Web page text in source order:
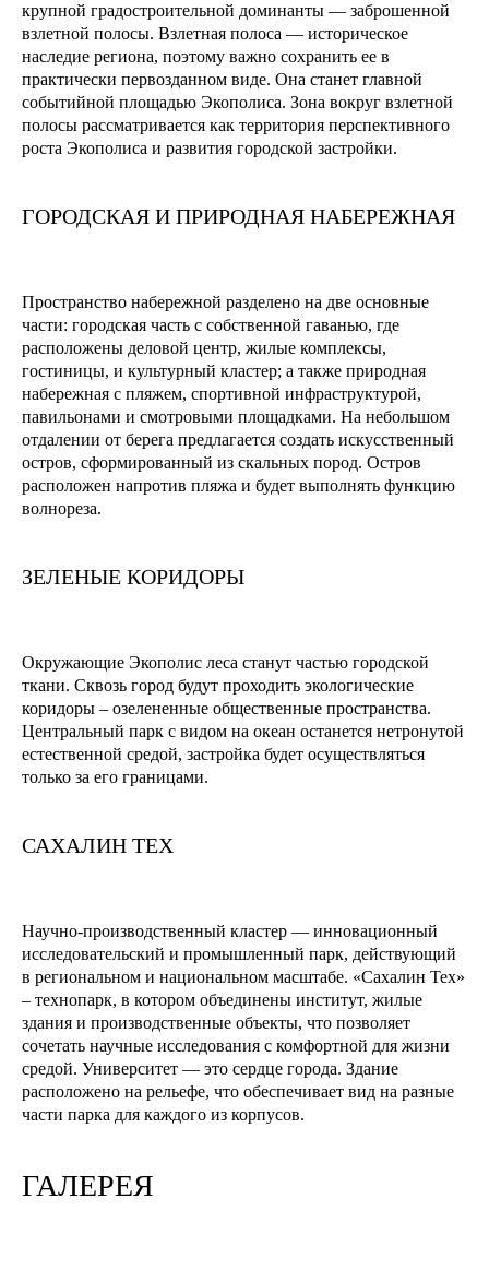
крупной градостроительной доминанты — заброшенной
взлетной полосы. Взлетная полоса — историческое
наследие региона, поэтому важно сохранить ее в
практически первозданном виде. Она станет главной
событийной площадью Экополиса. Зона вокруг взлетной
полосы рассматривается как территория перспективного
роста Экополиса и развития городской застройки.
ГОРОДСКАЯ И ПРИРОДНАЯ НАБЕРЕЖНАЯ
Пространство набережной разделено на две основные
части: городская часть с собственной гаванью, где
расположены деловой центр, жилые комплексы,
гостиницы, и культурный кластер; а также природная
набережная с пляжем, спортивной инфраструктурой,
павильонами и смотровыми площадками. На небольшом
отдалении от берега предлагается создать искусственный
остров, сформированный из скальных пород. Остров
расположен напротив пляжа и будет выполнять функцию
волнореза.
ЗЕЛЕНЫЕ КОРИДОРЫ
Окружающие Экополис леса станут частью городской
ткани. Сквозь город будут проходить экологические
коридоры – озелененные общественные пространства.
Центральный парк с видом на океан останется нетронутой
естественной средой, застройка будет осуществляться
только за его границами.
САХАЛИН ТЕХ
Научно-производственный кластер — инновационный
исследовательский и промышленный парк, действующий
в региональном и национальном масштабе. «Сахалин Тех»
– технопарк, в котором объединены институт, жилые
здания и производственные объекты, что позволяет
сочетать научные исследования с комфортной для жизни
средой. Университет — это сердце города. Здание
расположено на рельефе, что обеспечивает вид на разные
части парка для каждого из корпусов.
ГАЛЕРЕЯ